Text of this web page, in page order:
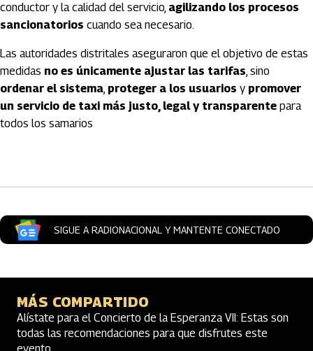
conductor y la calidad del servicio, agilizando los procesos
sancionatorios cuando sea necesario.
Las autoridades distritales aseguraron que el objetivo de estas
medidas no es únicamente ajustar las tarifas, sino
ordenar el sistema, proteger a los usuarios y promover
un servicio de taxi más justo, legal y transparente para
todos los samarios
SIGUE A RADIONACIONAL Y MANTENTE CONECTADO
MÁS COMPARTIDO
Alístate para el Concierto de la Esperanza VII: Estas son
todas las recomendaciones para que disfrutes este